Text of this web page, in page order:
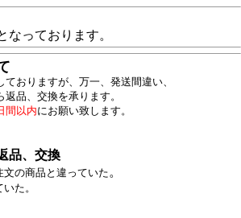
なっております。
おりますが、万一、発送間違い、
品、交換を承ります。
間以内にお願い致します。
品、交換
の商品と違っていた 。
していた。